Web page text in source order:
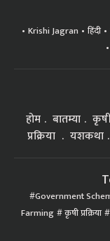
Krishi Jagran हिंदी
होम बातम्या
प्रक्रिया
यशकथा
Government
Farming कृषी प्रक्रिया